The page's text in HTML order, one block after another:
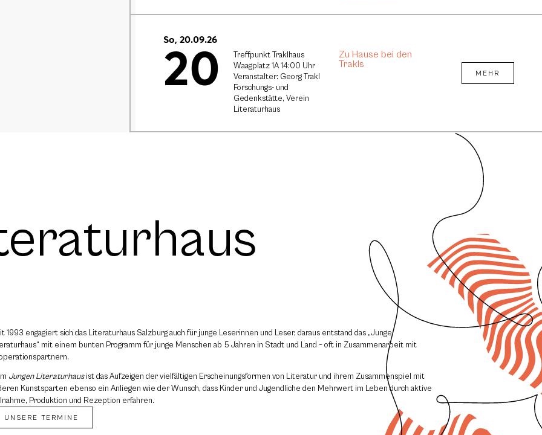
So, 20.09.26
20
Treffpunkt Traklhaus
Waagplatz 1A 14:00 Uhr
Veranstalter: Georg Trakl
Forschungs- und
Gedenkstätte, Verein
Literaturhaus
Zu Hause bei den
Trakls
MEHR
1993 engagiert sich das Literaturhaus Salzburg auch für junge Leserinnen und Leser, daraus entstand das „Junge
mit einem bunten Programm für junge Menschen ab 5 Jahren in Stadt und Land – oft in Zusammenarbeit mit
Jungen Literaturhausist das Aufzeigen der vielfältigen Erscheinungsformen von Literatur und ihrem Zusammenspiel mit
Kunstsparten ebenso ein Anliegen wie der Wunsch, dass Kinder und Jugendliche den Mehrwert im Leben durch aktive
Produktion und Rezeption erfahren.
UNSERE TERMINE